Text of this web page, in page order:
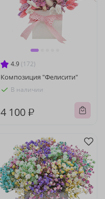
4.9 (172)
Композиция "Фелисити"
В наличии
4 100 ₽